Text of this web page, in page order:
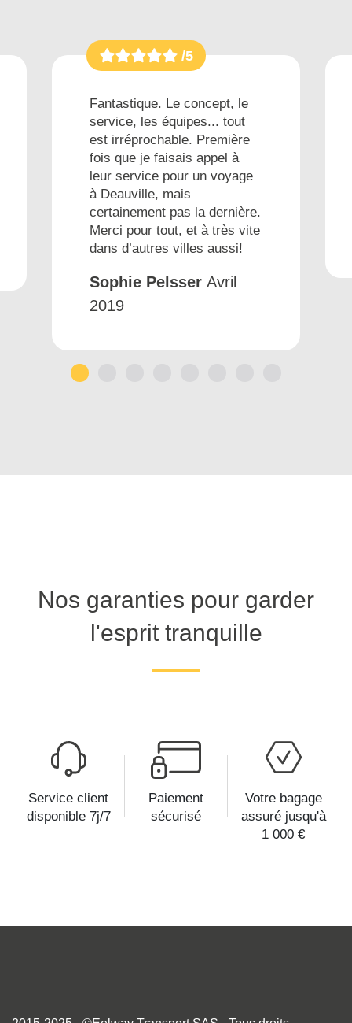
/5
Fantastique. Le concept, le
service, les équipes... tout
est irréprochable. Première
fois que je faisais appel à
leur service pour un voyage
à Deauville, mais
certainement pas la dernière.
Merci pour tout, et à très vite
dans d’autres villes aussi!
Sophie Pelsser Avril
2019
Nos garanties pour garder
l'esprit tranquille
Service client
disponible 7j/7
Paiement
sécurisé
Votre bagage
assuré jusqu'à
1 000 €